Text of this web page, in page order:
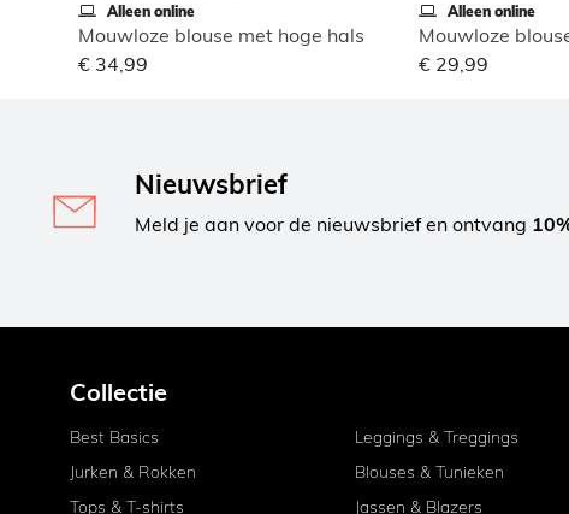
Alleen online
Mouwloze blouse met hoge hals
€ 34,99
Alleen online
Mouwloze
€ 29,99
Nieuwsbrief
Meld je aan voor de nieuwsbrief en ontvang
Collectie
Best Basics
Jurken & Rokken
Tops & T-shirts
Leggings & Treggings
Blouses & Tunieken
Jassen & Blazers